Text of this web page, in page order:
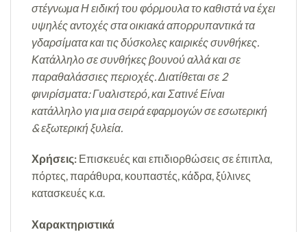
στέγνωμα Η ειδική του φόρμουλα το καθιστά να έχει
υψηλές αντοχές στα οικιακά απορρυπαντικά τα
γδαρσίματα και τις δύσκολες καιρικές συνθήκες.
Κατάλληλο σε συνθήκες βουνού αλλά και σε
παραθαλάσσιες περιοχές. Διατίθεται σε 2
φινιρίσματα: Γυαλιστερό, και Σατινέ Είναι
κατάλληλο για μια σειρά εφαρμογών σε εσωτερική
& εξωτερική ξυλεία.
Χρήσεις: Επισκευές και επιδιορθώσεις σε έπιπλα,
πόρτες, παράθυρα, κουπαστές, κάδρα, ξύλινες
κατασκευές κ.α.
Χαρακτηριστικά